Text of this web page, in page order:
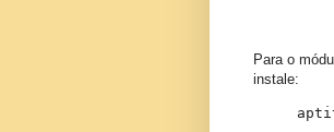
Para o
instale: